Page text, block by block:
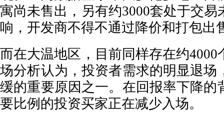
寓尚未售出，另有约3000套处于交
响，开发商不得不通过降价和打包出
而在大温地区，目前同样存在约4000
场分析认为，投资者需求的明显退场
缓的重要原因之一。在回报率下降的
要比例的投资买家正在减少入场。